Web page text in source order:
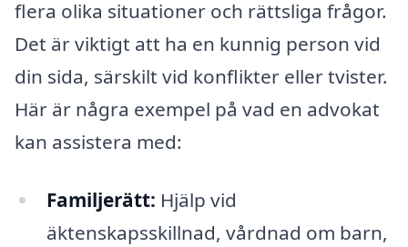
flera olika situationer och rättsliga frågor.
Det är viktigt att ha en kunnig person vid
din sida, särskilt vid konflikter eller tvister.
Här är några exempel på vad en advokat
kan assistera med:
Familjerätt: Hjälp vid
äktenskapsskillnad, vårdnad om barn,